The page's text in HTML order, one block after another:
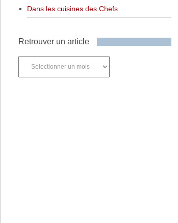
Dans les cuisines des Chefs
Retrouver un article